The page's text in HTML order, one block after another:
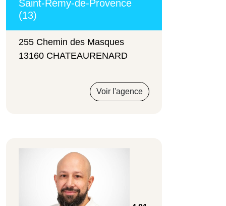
Saint-Rémy-de-Provence
(13)
255 Chemin des Masques
13160 CHATEAURENARD
Voir l'agence